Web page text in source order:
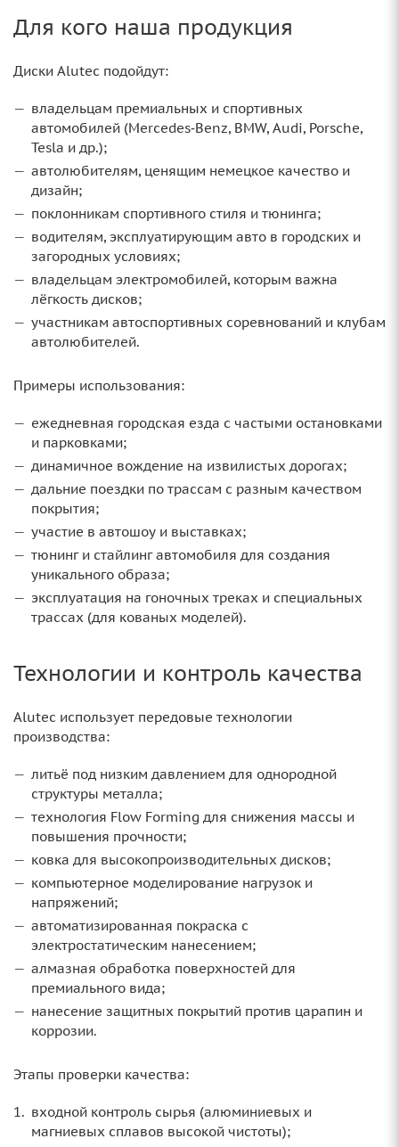
Для кого наша продукция
Диски Alutec подойдут:
владельцам премиальных и спортивных
автомобилей (Mercedes‑Benz, BMW, Audi, Porsche,
Tesla и др.);
автолюбителям, ценящим немецкое качество и
дизайн;
поклонникам спортивного стиля и тюнинга;
водителям, эксплуатирующим авто в городских и
загородных условиях;
владельцам электромобилей, которым важна
лёгкость дисков;
участникам автоспортивных соревнований и клубам
автолюбителей.
Примеры использования:
ежедневная городская езда с частыми остановками
и парковками;
динамичное вождение на извилистых дорогах;
дальние поездки по трассам с разным качеством
покрытия;
участие в автошоу и выставках;
тюнинг и стайлинг автомобиля для создания
уникального образа;
эксплуатация на гоночных треках и специальных
трассах (для кованых моделей).
Технологии и контроль качества
Alutec использует передовые технологии
производства:
литьё под низким давлением для однородной
структуры металла;
технология Flow Forming для снижения массы и
повышения прочности;
ковка для высокопроизводительных дисков;
компьютерное моделирование нагрузок и
напряжений;
автоматизированная покраска с
электростатическим нанесением;
алмазная обработка поверхностей для
премиального вида;
нанесение защитных покрытий против царапин и
коррозии.
Этапы проверки качества:
входной контроль сырья (алюминиевых и
магниевых сплавов высокой чистоты);